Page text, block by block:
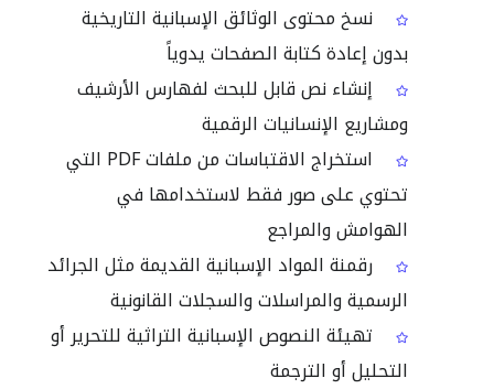
نسخ محتوى الوثائق الإسبانية التاريخية
بدون إعادة كتابة الصفحات يدوياً
إنشاء نص قابل للبحث لفهارس الأرشيف
ومشاريع الإنسانيات الرقمية
استخراج الاقتباسات من ملفات PDF التي
تحتوي على صور فقط لاستخدامها في
الهوامش والمراجع
رقمنة المواد الإسبانية القديمة مثل الجرائد
الرسمية والمراسلات والسجلات القانونية
تهيئة النصوص الإسبانية التراثية للتحرير أو
التحليل أو الترجمة